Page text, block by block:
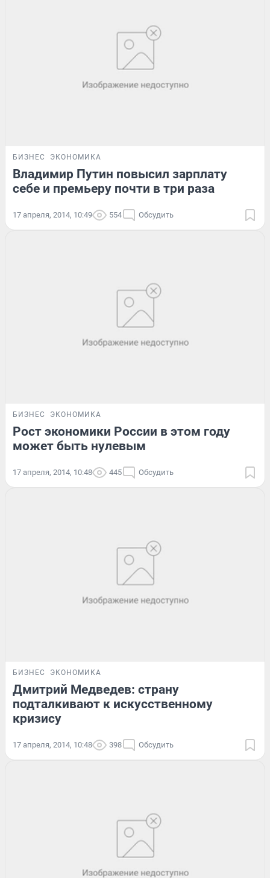
БИЗНЕС ЭКОНОМИКА
Владимир Путин повысил зарплату
себе и премьеру почти в три раза
17 апреля, 2014, 10:49 554 Обсудить
БИЗНЕС ЭКОНОМИКА
Рост экономики России в этом году
может быть нулевым
17 апреля, 2014, 10:48 445 Обсудить
БИЗНЕС ЭКОНОМИКА
Дмитрий Медведев: страну
подталкивают к искусственному
кризису
17 апреля, 2014, 10:48 398 Обсудить